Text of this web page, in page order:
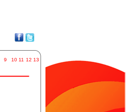
9 10 11 12 13